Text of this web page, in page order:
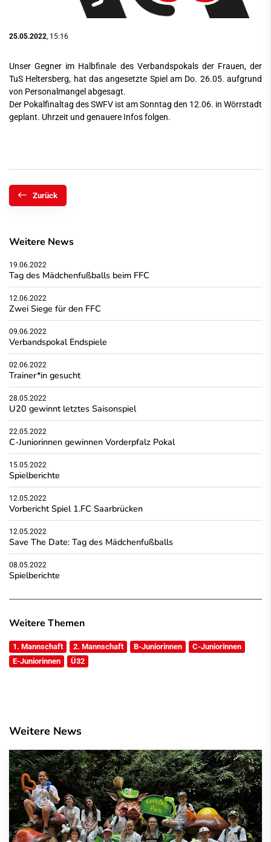
25.05.2022 , 15:16
Unser Gegner im Halbfinale des Verbandspokals der Frauen, der
TuS Heltersberg, hat das angesetzte Spiel am Do. 26.05. aufgrund
von Personalmangel abgesagt.
Der Pokalfinaltag des SWFV ist am Sonntag den 12.06. in Wörrstadt
geplant. Uhrzeit und genauere Infos folgen.
Zurück
Weitere News
19.06.2022
Tag des Mädchenfußballs beim FFC
12.06.2022
Zwei Siege für den FFC
09.06.2022
Verbandspokal Endspiele
02.06.2022
Trainer*in gesucht
28.05.2022
U20 gewinnt letztes Saisonspiel
22.05.2022
C-Juniorinnen gewinnen Vorderpfalz Pokal
15.05.2022
Spielberichte
12.05.2022
Vorbericht Spiel 1.FC Saarbrücken
12.05.2022
Save The Date: Tag des Mädchenfußballs
08.05.2022
Spielberichte
Weitere Themen
1. Mannschaft 2. Mannschaft B-Juniorinnen
C-Juniorinnen
E-Juniorinnen
Ü32
Weitere News